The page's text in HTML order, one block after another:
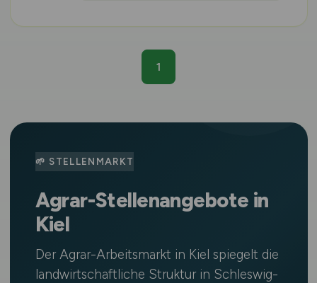
1
🌱 STELLENMARKT
Agrar-Stellenangebote in
Kiel
Der Agrar-Arbeitsmarkt in Kiel spiegelt die
landwirtschaftliche Struktur in Schleswig-